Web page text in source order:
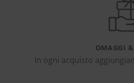
OMAGGI
In ogni acquisto